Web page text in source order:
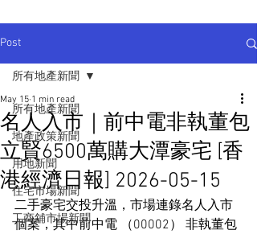
Post
所有地產新聞
地產政策新聞
用地新聞
住宅市場新聞
工商舖市場新聞
所有地產新聞
名人入市｜前中電非執董包
立賢6500萬購大潭豪宅 [香
港經濟日報] 2026-05-15
May 15 1 min read
二手豪宅交投升溫，市場連錄名人入市
個案，其中前中電 （00002） 非執董包